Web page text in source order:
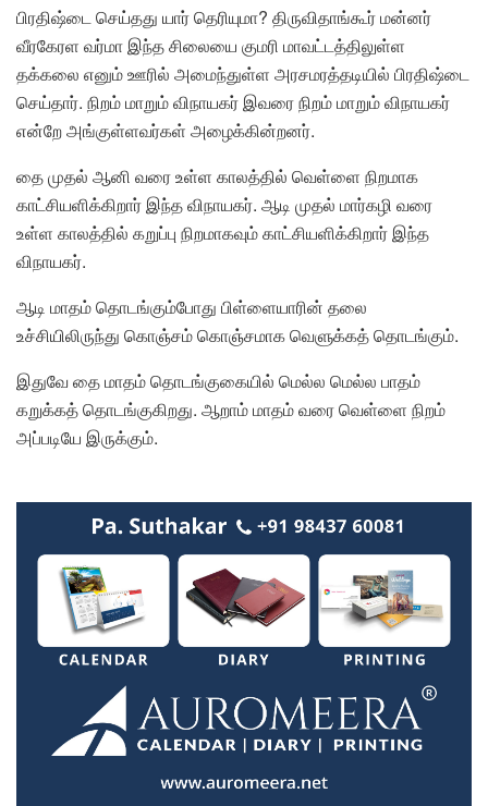
பிரதிஷ்டை செய்தது யார் தெரியுமா? திருவிதாங்கூர் மன்னர்
வீரகேரள வர்மா இந்த சிலையை குமரி மாவட்டத்திலுள்ள
தக்கலை எனும் ஊரில் அமைந்துள்ள அரசமரத்தடியில் பிரதிஷ்டை
செய்தார். நிறம் மாறும் விநாயகர் இவரை நிறம் மாறும் விநாயகர்
என்றே அங்குள்ளவர்கள் அழைக்கின்றனர்.
தை முதல் ஆனி வரை உள்ள காலத்தில் வெள்ளை நிறமாக
காட்சியளிக்கிறார் இந்த விநாயகர். ஆடி முதல் மார்கழி வரை
உள்ள காலத்தில் கறுப்பு நிறமாகவும் காட்சியளிக்கிறார் இந்த
விநாயகர்.
ஆடி மாதம் தொடங்கும்போது பிள்ளையாரின் தலை
உச்சியிலிருந்து கொஞ்சம் கொஞ்சமாக வெளுக்கத் தொடங்கும்.
இதுவே தை மாதம் தொடங்குகையில் மெல்ல மெல்ல பாதம்
கறுக்கத் தொடங்குகிறது. ஆறாம் மாதம் வரை வெள்ளை நிறம்
அப்படியே இருக்கும்.